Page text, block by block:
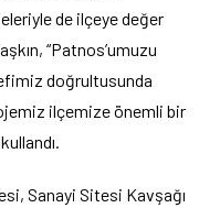
de ilçeye değer
“Patnos’umuzu
doğrultusunda
ilçemize önemli bir
Sanayi Sitesi Kavşağı